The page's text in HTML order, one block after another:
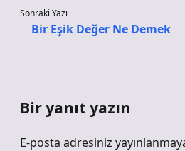
Sonraki Yazı
Bir Eşik Değer Ne Demek
Bir yanıt yazın
E-posta adresiniz